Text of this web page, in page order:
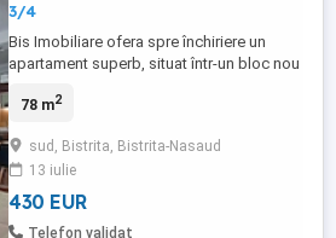
3/4
Bis Imobiliare ofera spre închiriere un
apartament superb, situat într-un bloc nou
vis-a-vis de stația OMV. Situat într-o zonă
de 78 de metri pătrați, fiind distribuit într-
un mod foarte practic: o bucătărie open ...
78 m2
sud, Bistrita, Bistrita-Nasaud
13 iulie
430 EUR
Telefon validat